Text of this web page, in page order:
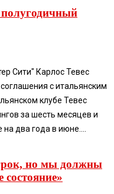
Сити" Карлос Тевес
с итальянским
клубе Тевес
за шесть месяцев и
два года в июне....
но мы должны
состояние»